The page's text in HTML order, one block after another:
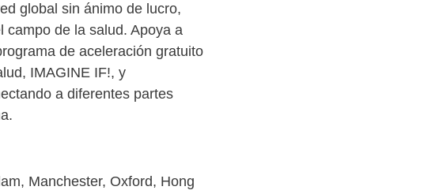
global sin ánimo de lucro,
campo de la salud. Apoya a
de aceleración gratuito
IMAGINE IF!, y
a diferentes partes
Manchester, Oxford, Hong